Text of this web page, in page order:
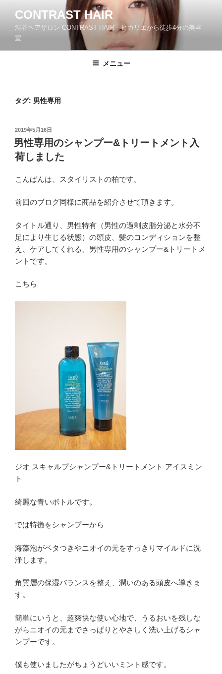
ツ
CONTRAST HAIR
渋谷ヘアサロン CONTRAST HAIR－ヒカリエから徒歩4分の美容
室
メニュー
タグ: 男性専用
投
稿
日:
2019年5月16日
男性専用のシャンプー&トリートメント入
荷しました
こんばんは、スタイリストの柏です。
前回のブログ同様に商品を紹介させて頂きます。
タイトル通り、男性特有（男性の過剰皮脂分泌と水分不
足により生じる状態）の頭皮、髪のコンディションを整
え、ケアしてくれる、男性専用のシャンプー&トリートメ
ントです。
こちら
ジオ スキャルプシャンプー&トリートメント アイスミン
ト
綺麗な青いボトルです。
では特徴をシャンプーから
海藻泡がベタつきやニオイの元をすっきりマイルドに洗
浄します。
角質層の保湿バランスを整え、潤いのある頭皮へ導きま
す。
簡単にいうと、超爽快な使い心地で、うるおいを残しな
がらニオイの元までさっぱりとやさしく洗い上げるシャ
ンプーです。
僕も使いましたがちょうどいいミント感です。